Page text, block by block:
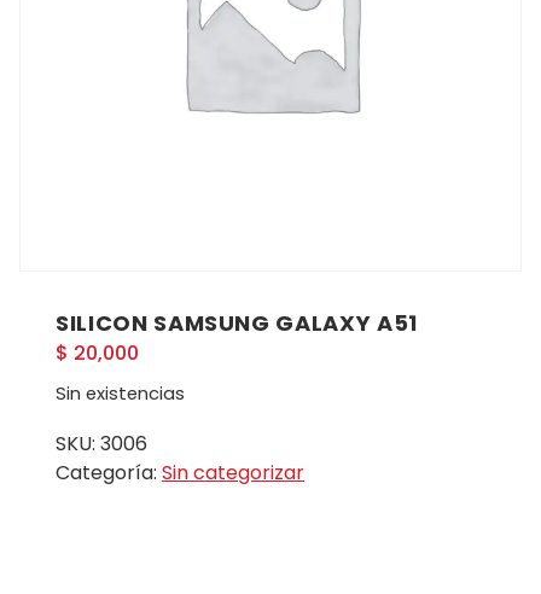
SILICON SAMSUNG GALAXY A51
$ 20,000
Sin existencias
SKU: 3006
Categoría: Sin categorizar